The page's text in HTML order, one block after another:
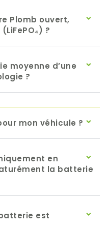
Plomb ouvert,
?
moyenne d’une
?
mon véhicule ?
en
la batterie
est